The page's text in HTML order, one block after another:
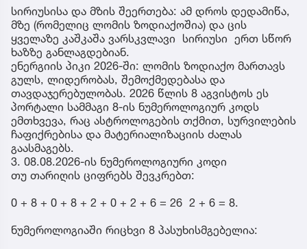
სირიუსისა და მზის შეერთება: ამ დროს დედამიწა,
მზე (რომელიც ლომის ზოდიაქოშია) და ცის
ყველაზე კაშკაშა ვარსკვლავი სირიუსი ერთ სწორ
ხაზზე განლაგდებიან.
ენერგიის პიკი 2026-ში: ლომის ზოდიაქო მართავს
გულს, ლიდერობას, შემოქმედებასა და
თავდაჯერებულობას. 2026 წლის 8 აგვისტოს ეს
პორტალი სამმაგი 8-ის ნუმეროლოგიურ კოდს
ემთხვევა, რაც ასტროლოგების თქმით, სურვილების
ჩაფიქრებისა და მატერიალიზაციის ძალას
გაასმაგებს.
3. 08.08.2026-ის ნუმეროლოგიური კოდი
თუ თარიღის ციფრებს შევკრებთ:
0 + 8 + 0 + 8 + 2 + 0 + 2 + 6 = 26 2 + 6 = 8.
ნუმეროლოგიაში რიცხვი 8 პასუხისმგებელია: